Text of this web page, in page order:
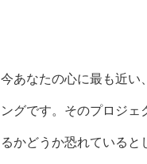
今あなたの心に最も近い
ングです。そのプロジェ
るかどうか恐れていると